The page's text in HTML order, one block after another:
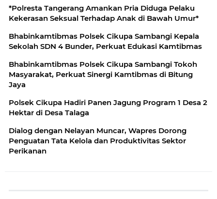
*Polresta Tangerang Amankan Pria Diduga Pelaku
Kekerasan Seksual Terhadap Anak di Bawah Umur*
Bhabinkamtibmas Polsek Cikupa Sambangi Kepala
Sekolah SDN 4 Bunder, Perkuat Edukasi Kamtibmas
Bhabinkamtibmas Polsek Cikupa Sambangi Tokoh
Masyarakat, Perkuat Sinergi Kamtibmas di Bitung
Jaya
Polsek Cikupa Hadiri Panen Jagung Program 1 Desa 2
Hektar di Desa Talaga
Dialog dengan Nelayan Muncar, Wapres Dorong
Penguatan Tata Kelola dan Produktivitas Sektor
Perikanan